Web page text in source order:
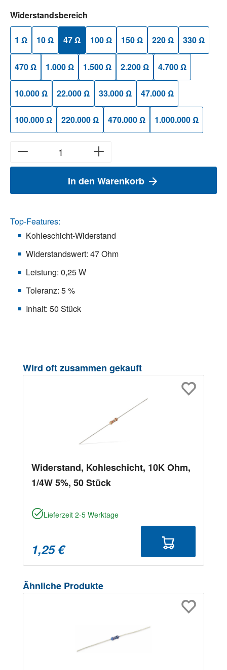
Widerstandsbereich
1 Ω 10 Ω 47 Ω 100 Ω 150 Ω 220 Ω 330 Ω
470 Ω 1.000 Ω 1.500 Ω 2.200 Ω 4.700 Ω
10.000 Ω 22.000 Ω 33.000 Ω 47.000 Ω
100.000 Ω 220.000 Ω 470.000 Ω 1.000.000 Ω
In den Warenkorb
Top-Features:
Kohleschicht-Widerstand
Widerstandswert: 47 Ohm
Leistung: 0,25 W
Toleranz: 5 %
Inhalt: 50 Stück
Produktgalerie überspringen
Wird oft zusammen gekauft
Widerstand, Kohleschicht, 10K Ohm,
1/4W 5%, 50 Stück
Lieferzeit 2-5 Werktage
1,25 €
Produktgalerie überspringen
Ähnliche Produkte